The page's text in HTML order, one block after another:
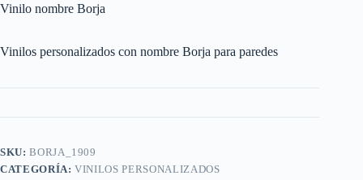
Vinilo nombre Borja
Vinilos personalizados con nombre Borja para paredes
SKU:BORJA_1909
CATEGORÍA:VINILOS PERSONALIZADOS